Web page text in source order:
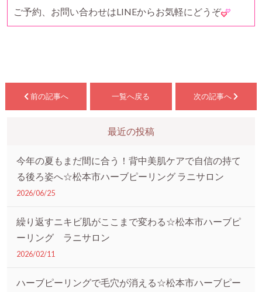
ご予約、お問い合わせはLINEからお気軽にどうぞ
前の記事へ 一覧へ戻る 次の記事へ
最近の投稿
今年の夏もまだ間に合う！背中美肌ケアで自信の持て
る後ろ姿へ☆松本市ハーブピーリング ラニサロン
2026/06/25
繰り返すニキビ肌がここまで変わる☆松本市ハーブピ
ーリング ラニサロン
2026/02/11
ハーブピーリングで毛穴が消える☆松本市ハーブピー